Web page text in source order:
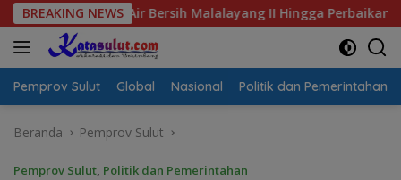
Langsung
ke
konten
BREAKING NEWS
Air Bersih Malalayang II Hingga Perbaikan Infrastruktur
Pemprov Sulut Global Nasional Politik dan Pemerintahan
Beranda Pemprov Sulut
Pemprov Sulut, Politik dan Pemerintahan